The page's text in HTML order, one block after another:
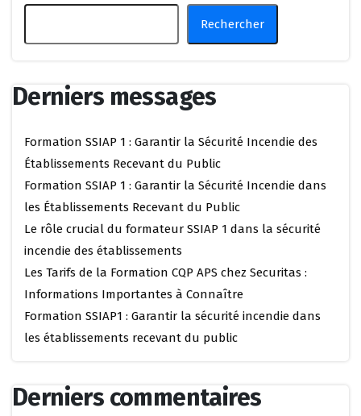
Rechercher
Derniers messages
Formation SSIAP 1 : Garantir la Sécurité Incendie des
Établissements Recevant du Public
Formation SSIAP 1 : Garantir la Sécurité Incendie dans
les Établissements Recevant du Public
Le rôle crucial du formateur SSIAP 1 dans la sécurité
incendie des établissements
Les Tarifs de la Formation CQP APS chez Securitas :
Informations Importantes à Connaître
Formation SSIAP1 : Garantir la sécurité incendie dans
les établissements recevant du public
Derniers commentaires